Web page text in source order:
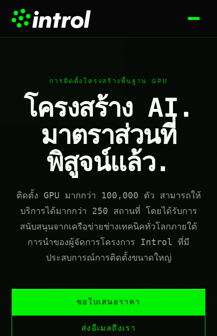
การติดตั้งโครงสร้างพื้นฐาน GPU
โครงสร้าง AI.
มาตราส่วนที่
พิสูจน์แล้ว.
ติดตั้ง GPU มากกว่า 100,000 ตัว สามารถให้
บริการได้มากกว่า 250 สถานที่ โดยได้รับการ
สนับสนุนจากเครือข่ายช่างเทคนิคทั่วโลกภายใต้
การนำของผู้จัดการโครงการ Introl ที่มี
ประสบการณ์การติดตั้งขนาดใหญ่
ขอใบเสนอราคา
ส่งอีเมลถึงเรา